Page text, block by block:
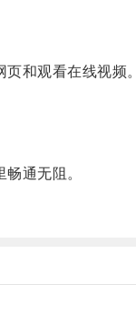
和观看在线视频。
通无阻。